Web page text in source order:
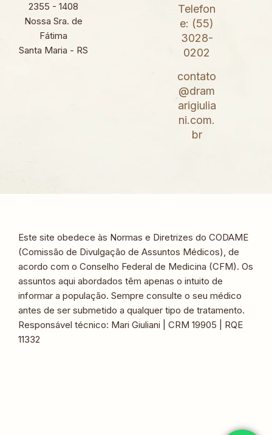
2355 - 1408
Nossa Sra. de
Fátima
Santa Maria - RS
Telefon
e: (55)
3028-
0202
contato
@dram
arigiulia
ni.com.
br
Este site obedece às Normas e Diretrizes do CODAME
(Comissão de Divulgação de Assuntos Médicos), de
acordo com o Conselho Federal de Medicina (CFM). Os
assuntos aqui abordados têm apenas o intuito de
informar a população. Sempre consulte o seu médico
antes de ser submetido a qualquer tipo de tratamento.
Responsável técnico: Mari Giuliani | CRM 19905 | RQE
11332